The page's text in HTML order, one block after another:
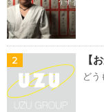
2 【
ど